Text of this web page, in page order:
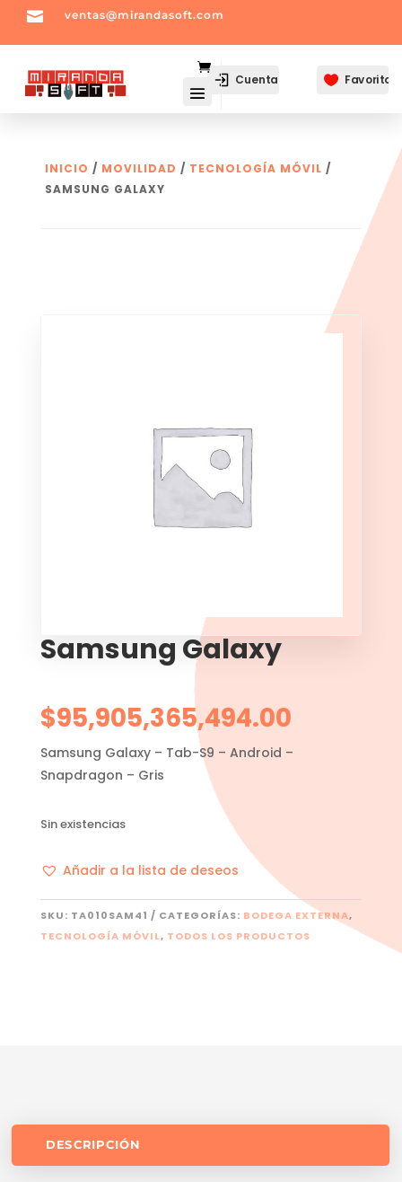
 ventas@mirandasoft.com
Cuenta  Favoritos
INICIO / MOVILIDAD / TECNOLOGÍA MÓVIL /
SAMSUNG GALAXY
Samsung Galaxy
$95,905,365,494.00
Samsung Galaxy – Tab-S9 – Android –
Snapdragon – Gris
Sin existencias
Añadir a la lista de deseos
SKU: TA010SAM41 CATEGORÍAS: BODEGA EXTERNA,
TECNOLOGÍA MÓVIL, TODOS LOS PRODUCTOS
DESCRIPCIÓN